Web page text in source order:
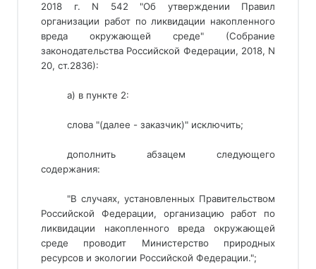
2018 г. N 542 "Об утверждении Правил
организации работ по ликвидации накопленного
вреда окружающей среде" (Собрание
законодательства Российской Федерации, 2018, N
20, ст.2836):
а) в пункте 2:
слова "(далее - заказчик)" исключить;
дополнить абзацем следующего
содержания:
"В случаях, установленных Правительством
Российской Федерации, организацию работ по
ликвидации накопленного вреда окружающей
среде проводит Министерство природных
ресурсов и экологии Российской Федерации.";